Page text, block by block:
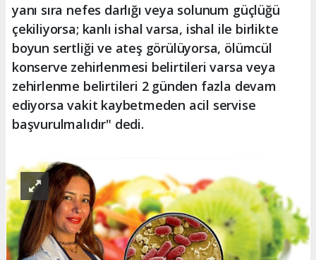
yanı sıra nefes darlığı veya solunum güçlüğü
çekiliyorsa; kanlı ishal varsa, ishal ile birlikte
boyun sertliği ve ateş görülüyorsa, ölümcül
konserve zehirlenmesi belirtileri varsa veya
zehirlenme belirtileri 2 günden fazla devam
ediyorsa vakit kaybetmeden acil servise
başvurulmalıdır" dedi.